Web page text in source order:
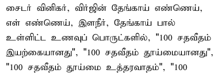
சைடர் வினிகர், விர்ஜின் தேங்காய் எண்ணெய்,
எள் எண்ணெய், இளநீர், தேங்காய் பால்
உள்ளிட்ட உணவுப் பொருட்களில், "100 சதவீதம்
இயற்கையானது", "100 சதவீதம் தூய்மையானது",
"100 சதவீதம் தூய்மை உத்தரவாதம்", "100